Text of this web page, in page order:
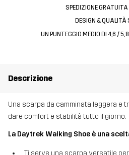
SPEDIZIONE GRATUITA
DESIGN & QUALITÀ
UN PUNTEGGIO MEDIO DI 4,6 / 5,
Descrizione
Una scarpa da camminata leggera e
dare comfort e stabilità tutto il giorno.
La Daytrek Walking Shoe è una
Ti serve una scarpa versatile